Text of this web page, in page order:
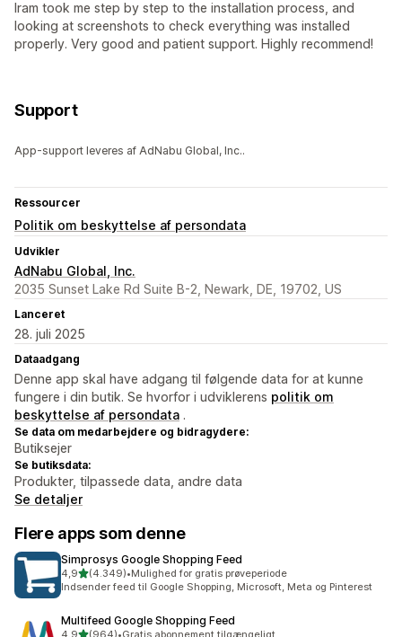
Iram took me step by step to the installation process, and
looking at screenshots to check everything was installed
properly. Very good and patient support. Highly recommend!
Support
App-support leveres af AdNabu Global, Inc..
Ressourcer
Politik om beskyttelse af persondata
Udvikler
AdNabu Global, Inc.
2035 Sunset Lake Rd Suite B-2, Newark, DE, 19702, US
Lanceret
28. juli 2025
Dataadgang
Denne app skal have adgang til følgende data for at kunne
fungere i din butik. Se hvorfor i udviklerens politik om
beskyttelse af persondata .
Se data om medarbejdere og bidragydere:
Butiksejer
Se butiksdata:
Produkter, tilpassede data, andre data
Se detaljer
Flere apps som denne
Simprosys Google Shopping Feed
4,9ud af 5 stjerner
(4.349)
4349 anmeldelser i alt
•Mulighed for gratis prøveperiode
Indsender feed til Google Shopping, Microsoft, Meta og Pinterest
Multifeed Google Shopping Feed
ud af 5 stjerner